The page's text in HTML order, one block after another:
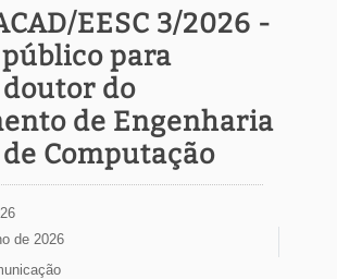
EESC 3/2026 -
para
do
de Engenharia
Computação
de 2026